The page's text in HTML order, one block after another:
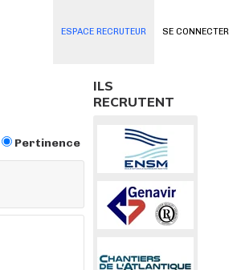
SE CONNECTER
ESPACE RECRUTEUR
Pertinence
ILS
RECRUTENT